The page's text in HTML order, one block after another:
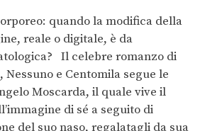
quando la modifica della
reale o digitale, è da
Il celebre romanzo di
Nessuno e Centomila segue le
Moscarda, il quale vive il
di sé a seguito di
del suo naso, regalatagli da sua